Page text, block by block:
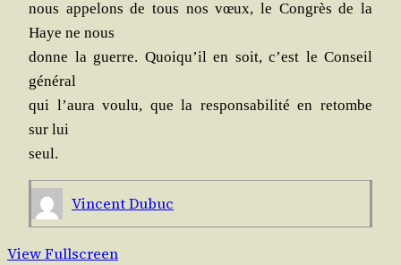
nous appe­lons de tous nos vœux, le Congrès de la
Haye ne nous
donne la guerre. Quoi­qu’il en soit, c’est le Conseil
général
qui l’au­ra vou­lu, que la res­pon­sa­bi­li­té en retombe
sur lui
seul.
Vincent Dubuc
View Fullscreen